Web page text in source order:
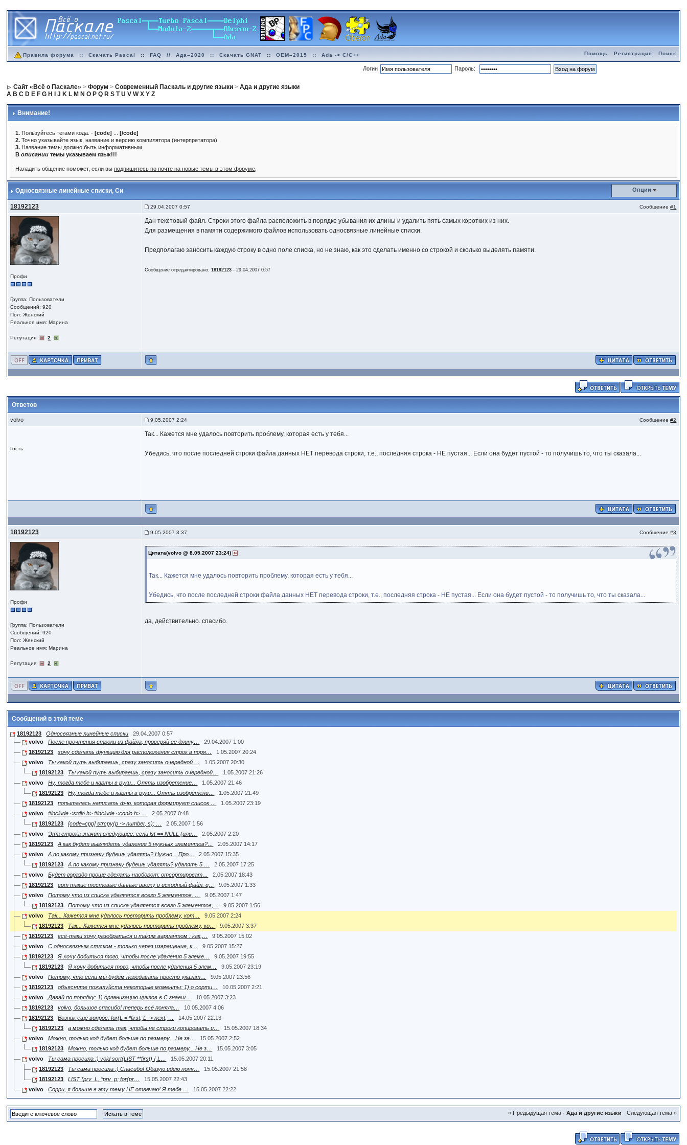
Правила форума :: Скачать Pascal :: FAQ // Ада–2020 :: Скачать GNAT :: OEM–2015 :: Ada -> C/C++ Помощь Регистрация Поиск
Логин Пароль:
Сайт «Всё о Паскале» >Форум >Современный Паскаль и другие языки >Ада и другие языки
A B C D E F G H J K L M N O P Q R S T U V W X Y Z
Внимание!
1. Пользуйтесь тегами кода. -[code] ...[/code]
2. Точно указывайте язык, название и версию компилятора (интерпретатора).
3. Название темы должно быть информативным.
Вописании темы указываем язык!!!
Наладить общение поможет, если выподпишитесь по почте на новые темы в этом форуме
Односвязные линейные списки, Си Опции
18192123 29.04.2007 0:57 Сообщение#1
Профи
Группа: Пользователи
Сообщений: 920
Пол: Женский
Реальное имя: Марина
Репутация: 2
Дан текстовый файл. Строки этого файла расположить в порядке убывания их длины и удалить пять самых коротких из них.
Для размещения в памяти содержимого файлов использовать односвязные линейные списки.
Предполагаю заносить каждую строку в одно поле списка, но не знаю, как это сделать именно со строкой и сколько выделять памяти.
Сообщение отредактировано:18192123 -29.04.2007 0:57
Ответов
volvo 9.05.2007 2:24 Сообщение#2
Гость
Так... Кажется мне удалось повторить проблему, которая есть у тебя...
Убедись, что после последней строки файла данных НЕТ перевода строки, т.е., последняя строка - НЕ пустая... Если она будет пустой - то получишь то, что ты сказала...
18192123 9.05.2007 3:37 Сообщение#3
Профи
Группа: Пользователи
Сообщений: 920
Пол: Женский
Реальное имя: Марина
Репутация: 2
Цитата(volvo @ 8.05.2007 23:24)
Так... Кажется мне удалось повторить проблему, которая есть у тебя...
Убедись, что после последней строки файла данных НЕТ перевода строки, т.е., последняя строка - НЕ пустая... Если она будет пустой - то получишь то, что ты сказала...
да, действительно. спасибо.
Сообщений в этой теме
18192123 Односвязные линейные списки
29.04.2007 0:57
volvo
После прочтения строки из файла, проверяй ее длину…
29.04.2007 1:00
18192123
хочу сделать функцию для расположения строк в поря…
1.05.2007 20:24
volvo
Ты какой путь выбираешь, сразу заносить очередной …
1.05.2007 20:30
18192123
Ты какой путь выбираешь, сразу заносить очередной…
1.05.2007 21:26
volvo
Ну, тогда тебе и карты в руки... Опять изобретение…
1.05.2007 21:46
18192123
Ну, тогда тебе и карты в руки... Опять изобретени…
1.05.2007 21:49
18192123
попыталась написать ф-ю, которая формирует список …
1.05.2007 23:19
volvo
#include <stdio.h> #include <conio.h> …
2.05.2007 0:48
18192123
[code=cpp] strcpy(p -> number, s); …
2.05.2007 1:56
volvo
Эта строка значит следующее: если lst == NULL (или…
2.05.2007 2:20
18192123
А как будет выглядеть удаление 5 нужных элементов?…
2.05.2007 14:17
volvo
А по какому признаку будешь удалять? Нужно... Про…
2.05.2007 15:35
18192123
А по какому признаку будешь удалять? удалять 5 …
2.05.2007 17:25
volvo
Будет гораздо проще сделать наоборот: отсортироват…
2.05.2007 18:43
18192123
вот такие тестовые данные ввожу в исходный файл: q…
9.05.2007 1:33
volvo
Потому что из списка удаляется всего 5 элементов, …
9.05.2007 1:47
18192123
Потому что из списка удаляется всего 5 элементов,…
9.05.2007 1:56
volvo
Так... Кажется мне удалось повторить проблему, кот…
9.05.2007 2:24
18192123
Так... Кажется мне удалось повторить проблему, ко…
9.05.2007 3:37
18192123
всё-таки хочу разобраться и таким вариантом : как,…
9.05.2007 15:02
volvo
С односвязным списком - только через извращение, к…
9.05.2007 15:27
18192123
Я хочу добиться того, чтобы после удаления 5 элеме…
9.05.2007 19:55
18192123
Я хочу добиться того, чтобы после удаления 5 элем…
9.05.2007 23:19
volvo
Потому, что если мы будем передавать просто указат…
9.05.2007 23:56
18192123
объясните пожалуйста некоторые моменты: 1) о сорти…
10.05.2007 2:21
volvo
Давай по порядку: 1) организацию циклов в С знаеш…
10.05.2007 3:23
18192123
volvo, большое спасибо! теперь всё поняла…
10.05.2007 4:06
18192123
Возник ещё вопрос: for(L = *first; L -> next; …
14.05.2007 22:13
18192123
а можно сделать так, чтобы не строки копировать и…
15.05.2007 18:34
volvo
Можно, только код будет больше по размеру... Не за…
15.05.2007 2:52
18192123
Можно, только код будет больше по размеру... Не з…
15.05.2007 3:05
volvo
Ты сама просила :) void sort(LIST **first) { L…
15.05.2007 20:11
18192123
Ты сама просила :) Спасибо! Общую идею поня…
15.05.2007 21:58
18192123
LIST *prv_L, *prv_p; for(pr…
15.05.2007 22:43
volvo
Сорри, я больше в эту тему НЕ отвечаю! Я тебе … 15.05.2007 22:22
« Предыдущая тема· Ада и другие языки · Следующая тема »